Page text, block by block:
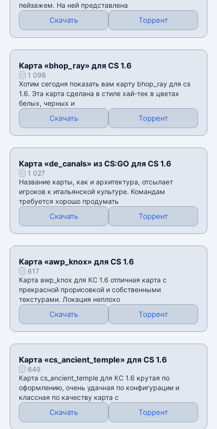
пейзажем. На ней представлена
Скачать Торрент
Карта «bhop_ray» для CS 1.6
1 098
Хотим сегодня показать вам карту bhop_ray для cs
1.6. Эта карта сделана в стиле хай-тек в цветах
белых, черных и
Скачать Торрент
Карта «de_canals» из CS:GO для CS 1.6
1 027
Название карты, как и архитектура, отсылает
игроков к итальянской культуре. Командам
требуется хорошо продумать
Скачать Торрент
Карта «awp_knox» для CS 1.6
617
Карта awp_knox для КС 1.6 отличная карта с
прекрасной прорисовкой и собственными
текстурами. Локация неплохо
Скачать Торрент
Карта «cs_ancient_temple» для CS 1.6
649
Карта cs_ancient_temple для КС 1.6 крутая по
оформлению, очень удачная по конфигурации и
классная по качеству карта с
Скачать Торрент